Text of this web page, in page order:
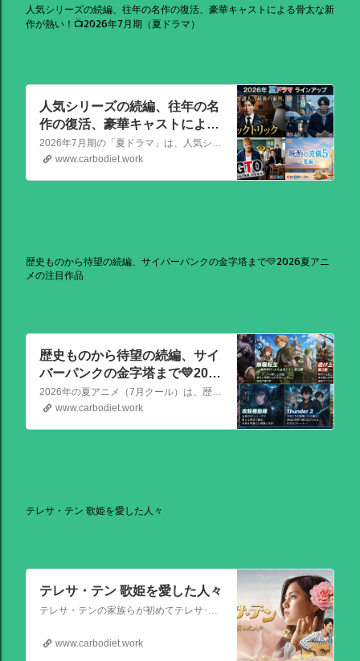
人気シリーズの続編、往年の名作の復活、豪華キャストによる骨太な新
作が熱い！📺2026年7月期（夏ドラマ）
人気シリーズの続編、往年の名
作の復活、豪華キャストによる
骨太な新作が熱い！📺2026年7
月期（夏ドラマ）
2026年7月期の「夏ドラマ」は、人気シリーズの続編から、往年の名作の復活、豪華キャストによる骨太な新作まで、かなり熱いラインアップが出そろっています！
www.carbodiet.work
歴史ものから待望の続編、サイバーパンクの金字塔まで💛2026夏アニ
メの注目作品
歴史ものから待望の続編、サイ
バーパンクの金字塔まで💛2026
夏アニメの注目作品
2026年の夏アニメ（7月クール）は、歴史ものから待望の続編、サイバーパンクの金字塔まで、かなり見ごたえのある強力なラインナップが揃っています！ その中でも特に注目を集めている話題作を、いくつか厳選してご紹介します。
www.carbodiet.work
テレサ・テン 歌姫を愛した人々
テレサ・テン 歌姫を愛した人々
テレサ・テンの家族らが初めてテレサ･テンの伝記的物語の撮影を許可した作品。テレサ・テンの伝説的な人生を誕生から描く。彼女がいかにして歌の道に踏み出し、いかにして一代の女王となったか、そしてその過程でいかにして苦悩と困難を乗り越えたか、その物語が披露される。
www.carbodiet.work